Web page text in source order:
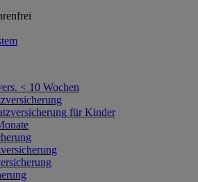
< 10 Wochen
für Kinder